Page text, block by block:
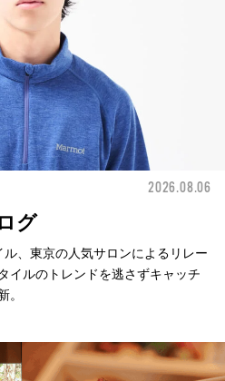
2026.08.06
グ
、東京の人気サロンによるリレー
イルのトレンドを逃さずキャッチ
。